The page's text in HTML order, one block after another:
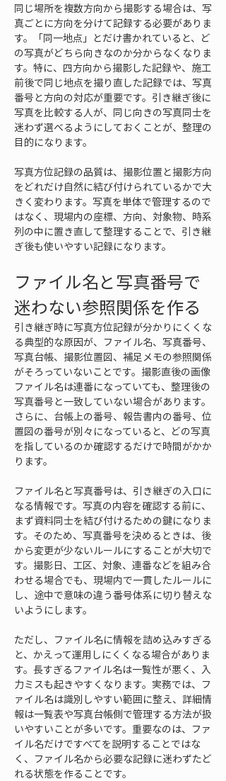
同じ場所を複数方向から撮影する場合は、写
真ごとに方向を分けて記録する必要がありま
す。「同一地点」とだけ書かれていると、ど
の写真がどちら向きなのか分からなくなりま
す。特に、四方向から撮影した記録や、施工
前後で同じ地点を撮り直した記録では、写真
番号と方向の対応が重要です。引き継ぎ後に
写真を比較する人が、同じ向きの写真同士を
迷わず選べるようにしておくことが、整理の
目的になります。
写真方位記録の品質は、撮影位置と撮影方向
をどれだけ自然に結び付けられているかで大
きく変わります。写真を単体で管理するので
はなく、現場内の座標、方向、対象物、時系
列の中に置き直して整理することで、引き継
ぎ後も使いやすい記録になります。
ファイル名と写真番号で
迷わない参照関係を作る
引き継ぎ時に写真方位記録が分かりにくくな
る典型的な原因が、ファイル名、写真番号、
写真台帳、撮影位置図、補足メモの参照関係
がそろっていないことです。撮影直後の画像
ファイル名は連番になっていても、整理後の
写真番号と一致していない場合があります。
さらに、台帳上の番号、報告書内の番号、位
置図の番号が別々になっていると、どの写真
を指しているのか確認するだけで時間がかか
ります。
ファイル名と写真番号は、引き継ぎの入口に
なる情報です。写真の内容を確認する前に、
まず資料同士を結び付けるための鍵になりま
す。そのため、写真番号を決めるときは、後
から変更が少ないルールにすることが大切で
す。撮影日、工区、対象、連番などを組み合
わせる場合でも、現場内で一貫したルールに
し、途中で意味の違う番号体系に切り替えな
いようにします。
ただし、ファイル名に情報を詰め込みすぎる
と、かえって運用しにくくなる場合がありま
す。長すぎるファイル名は一覧性が悪く、入
力ミスも起きやすくなります。実務では、フ
ァイル名は識別しやすい範囲に整え、詳細情
報は一覧表や写真台帳側で管理する方法が扱
いやすいことが多いです。重要なのは、ファ
イル名だけですべてを説明することではな
く、ファイル名から必要な記録に迷わずたど
れる状態を作ることです。